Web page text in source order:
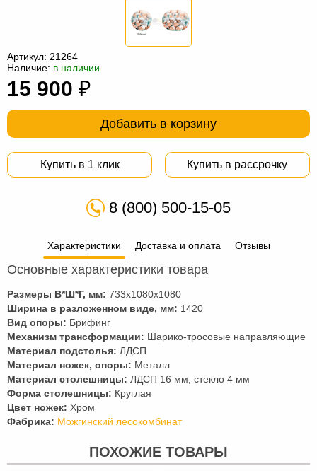
из
ротанга
Садовая
мебель
Косметологическое
оборудование
Артикул: 21264
Наличие: в наличии
15 900 ₽
Добавить в корзину
Купить в 1 клик Купить в рассрочку
8 (800) 500-15-05
Характеристики Доставка и оплата Отзывы
Основные характеристики товара
Размеры В*Ш*Г, мм: 733х1080х1080
Ширина в разложенном виде, мм: 1420
Вид опоры: Брифинг
Механизм трансформации: Шарико-тросовые направляющие
Материал подстолья: ЛДСП
Материал ножек, опоры: Металл
Материал столешницы: ЛДСП 16 мм, стекло 4 мм
Форма столешницы: Круглая
Цвет ножек: Хром
Фабрика: Можгинский лесокомбинат
ПОХОЖИЕ ТОВАРЫ